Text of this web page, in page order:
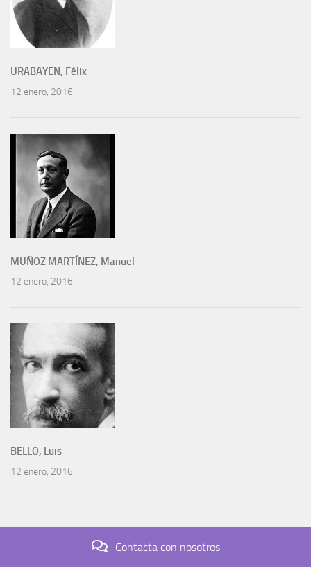
URABAYEN, Félix
12 enero, 2016
MUÑOZ MARTÍNEZ, Manuel
12 enero, 2016
BELLO, Luis
12 enero, 2016
Contacta con nosotros